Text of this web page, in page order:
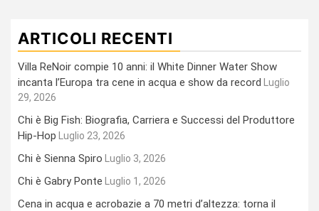
ARTICOLI RECENTI
Villa ReNoir compie 10 anni: il White Dinner Water Show
incanta l’Europa tra cene in acqua e show da record Luglio
29, 2026
Chi è Big Fish: Biografia, Carriera e Successi del Produttore
Hip-Hop Luglio 23, 2026
Chi è Sienna Spiro Luglio 3, 2026
Chi è Gabry Ponte Luglio 1, 2026
Cena in acqua e acrobazie a 70 metri d’altezza: torna il